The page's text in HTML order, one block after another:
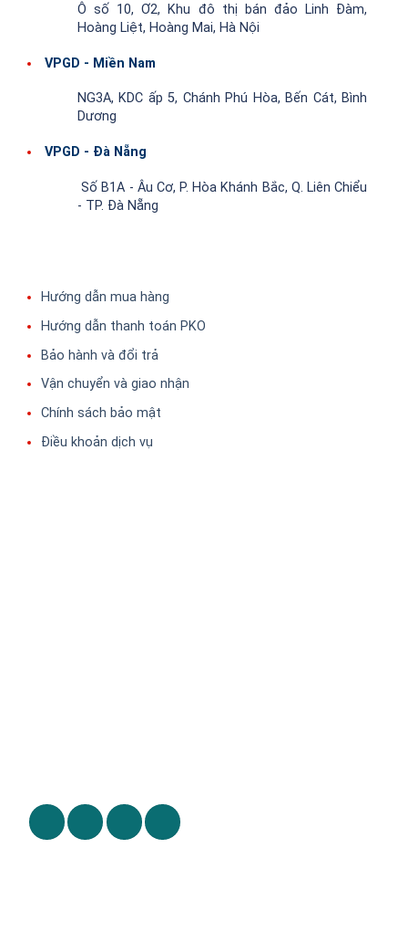
Ô số 10, Ơ2, Khu đô thị bán đảo Linh Đàm,
Hoàng Liệt, Hoàng Mai, Hà Nội
VPGD - Miền Nam
NG3A, KDC ấp 5, Chánh Phú Hòa, Bến Cát, Bình
Dương
VPGD - Đà Nẵng
Số B1A - Âu Cơ, P. Hòa Khánh Bắc, Q. Liên Chiểu
- TP. Đà Nẵng
Hướng dẫn mua hàng
Hướng dẫn thanh toán PKO
Bảo hành và đổi trả
Vận chuyển và giao nhận
Chính sách bảo mật
Điều khoản dịch vụ